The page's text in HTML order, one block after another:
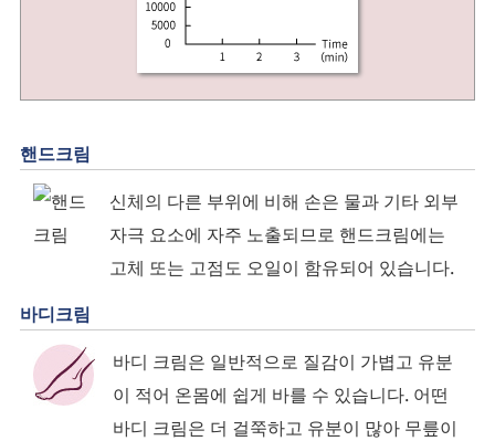
핸드크림
신체의 다른 부위에 비해 손은 물과 기타 외부
자극 요소에 자주 노출되므로 핸드크림에는
고체 또는 고점도 오일이 함유되어 있습니다.
바디크림
바디 크림은 일반적으로 질감이 가볍고 유분
이 적어 온몸에 쉽게 바를 수 있습니다. 어떤
바디 크림은 더 걸쭉하고 유분이 많아 무릎이